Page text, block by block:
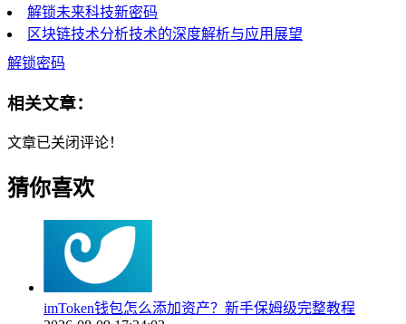
解锁未来科技新密码
区块链技术分析技术的深度解析与应用展望
解锁密码
相关文章：
文章已关闭评论！
猜你喜欢
imToken钱包怎么添加资产？新手保姆级完整教程